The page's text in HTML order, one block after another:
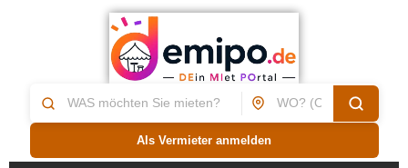
Als Vermieter anmelden